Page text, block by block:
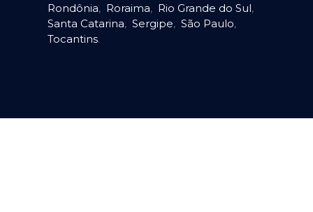
Rondônia, Roraima, Rio Grande do Sul,
Santa Catarina, Sergipe, São Paulo,
Tocantins.